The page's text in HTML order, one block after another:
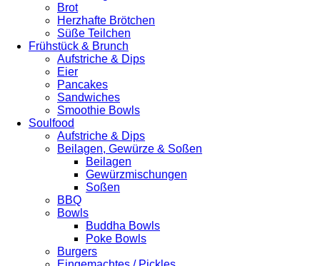
Brot
Herzhafte Brötchen
Süße Teilchen
Frühstück & Brunch
Aufstriche & Dips
Eier
Pancakes
Sandwiches
Smoothie Bowls
Soulfood
Aufstriche & Dips
Beilagen, Gewürze & Soßen
Beilagen
Gewürzmischungen
Soßen
BBQ
Bowls
Buddha Bowls
Poke Bowls
Burgers